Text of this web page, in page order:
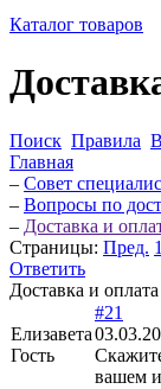
Каталог товаров
Поиск Правила
Главная
– Совет
– Вопросы по
– Доставка и
Страницы: Пред. 1
Ответить
Доставка и оплата
Елизавета
Гость
#21
вашем